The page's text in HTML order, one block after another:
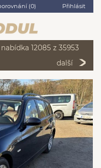
(0) Přihlásit
nabídka 12085 z 35953
další